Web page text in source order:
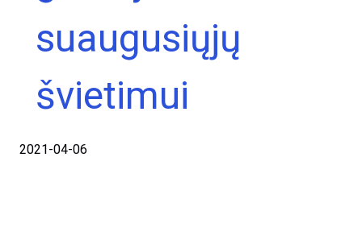
suaugusiųjų
švietimui
2021-04-06